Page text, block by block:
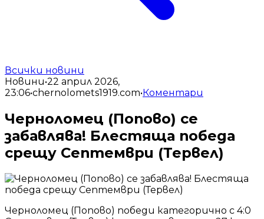
Всички новини
Новини•22 април 2026,
23:06•chernolomets1919.com•Коментари
Черноломец (Попово) се
забавлява! Блестяща победа
срещу Септември (Тервел)
Черноломец (Попово) победи категорично с 4:0